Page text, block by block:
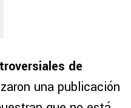
de
una publicación